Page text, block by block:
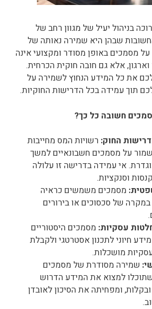
בניהול יעיל של מגוון רחב של
שבהן היא שמירה נאותה של
מסמכים באופן מסודר ומקצועי אינה
אלא גם חובה חוקית הכרחית.
את כל המידע הנחוץ לשמירה על
תוך עמידה בכל הדרישות החוקיות.
חשובה כל כך?
החוק: רשויות המס מחייבות
על מסמכים חשבונאיים למשך
אי עמידה בדרישה זו עלולה
וסנקציות.
מסמכים משמשים כראיה
של סכסוכים או בירורים
עסקיות: מסמכים היסטוריים
חיוני לתכנון אסטרטגי ולקבלת
מושכלות.
שמירה מסודרת של מסמכים
למצוא את המידע הדרוש
ומפחיתה את הסיכון לאובדן